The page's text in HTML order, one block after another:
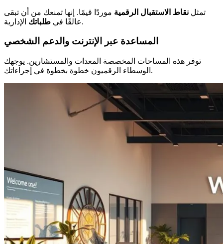
تمثل نقاط الاستقبال الرقمية موردًا قيمًا. إنها تمنعك من أن تبقى
عالقًا في طلباتك الإدارية.
المساعدة عبر الإنترنت والدعم الشخصي
توفر هذه المساحات المخصصة المعدات والمستشارين. يوجهك
الوسطاء الرقميون خطوة بخطوة في إجراءاتك.